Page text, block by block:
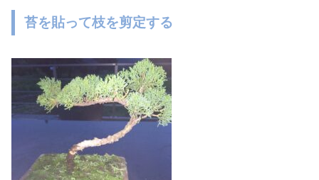
苔を貼って枝を剪定する